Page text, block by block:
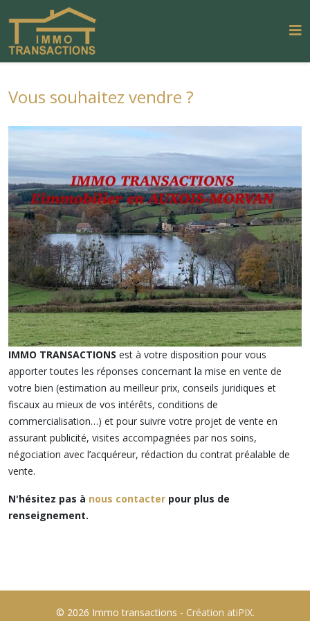
Vous souhaitez vendre ?
IMMO TRANSACTIONS est à votre disposition pour vous
apporter toutes les réponses concernant la mise en vente de
votre bien (estimation au meilleur prix, conseils juridiques et
fiscaux au mieux de vos intérêts, conditions de
commercialisation…) et pour suivre votre projet de vente en
assurant publicité, visites accompagnées par nos soins,
négociation avec l’acquéreur, rédaction du contrat préalable de
vente.
N'hésitez pas à nous contacter pour plus de
renseignement.
© 2026 Immo transactions - Création atiPIX.